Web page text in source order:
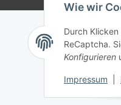
Wie wir
Durch
ReCaptcha.
Konfigurieren
Impressum